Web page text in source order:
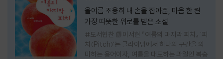
올여름 조용히 내 손을 잡아준, 마음 한 켠
가장 따뜻한 위로를 받은 소설
#도서협찬 📗이서현 『여름의 마지막 피치』 '피
치(Pitch)'는 클라이밍에서 하나의 구간을 의
미하는 용어이자, 여름을 대표하는 과일인 복숭